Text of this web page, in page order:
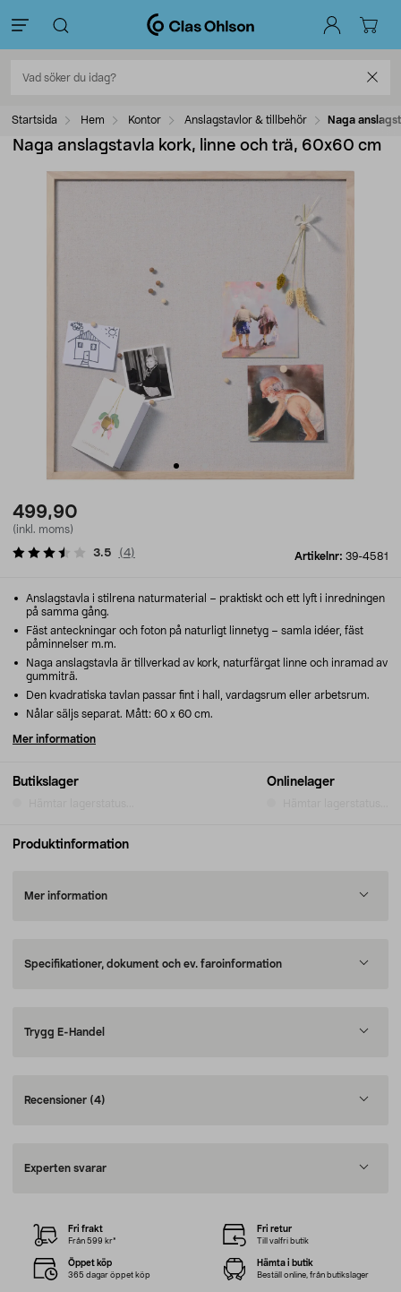
Startsida Hem Kontor Anslagstavlor & tillbehör Naga
Naga anslagstavla kork, linne och trä, 60x60 cm
499,90
(inkl. moms)
Artikelnr: 39-4581
3.5 (4)
Butikslager Onlinelager
Anslagstavla i stilrena naturmaterial – praktiskt och ett lyft i inredningen
på samma gång.
Fäst anteckningar och foton på naturligt linnetyg – samla idéer, fäst
påminnelser m.m.
Naga anslagstavla är tillverkad av kork, naturfärgat linne och inramad av
gummiträ.
Den kvadratiska tavlan passar fint i hall, vardagsrum eller arbetsrum.
Nålar säljs separat. Mått: 60 x 60 cm.
Mer information
Produktinformation
Mer information
Specifikationer, dokument och ev. faroinformation
Trygg E-Handel
Recensioner (4)
Experten svarar
Fri frakt
Från 599 kr*
Fri retur
Till valfri butik
Öppet köp
365 dagar öppet köp
Hämta i butik
Beställ online, från butikslager